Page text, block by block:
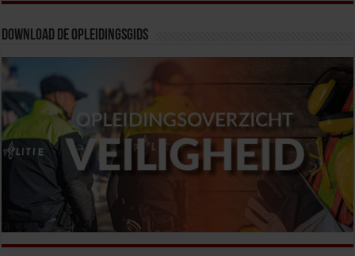
Download de opleidingsgids